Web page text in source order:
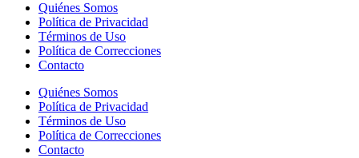
Quiénes Somos
Política de Privacidad
Términos de Uso
Política de Correcciones
Contacto
Quiénes Somos
Política de Privacidad
Términos de Uso
Política de Correcciones
Contacto